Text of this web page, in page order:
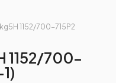
1152/700-715P2
1152/700-